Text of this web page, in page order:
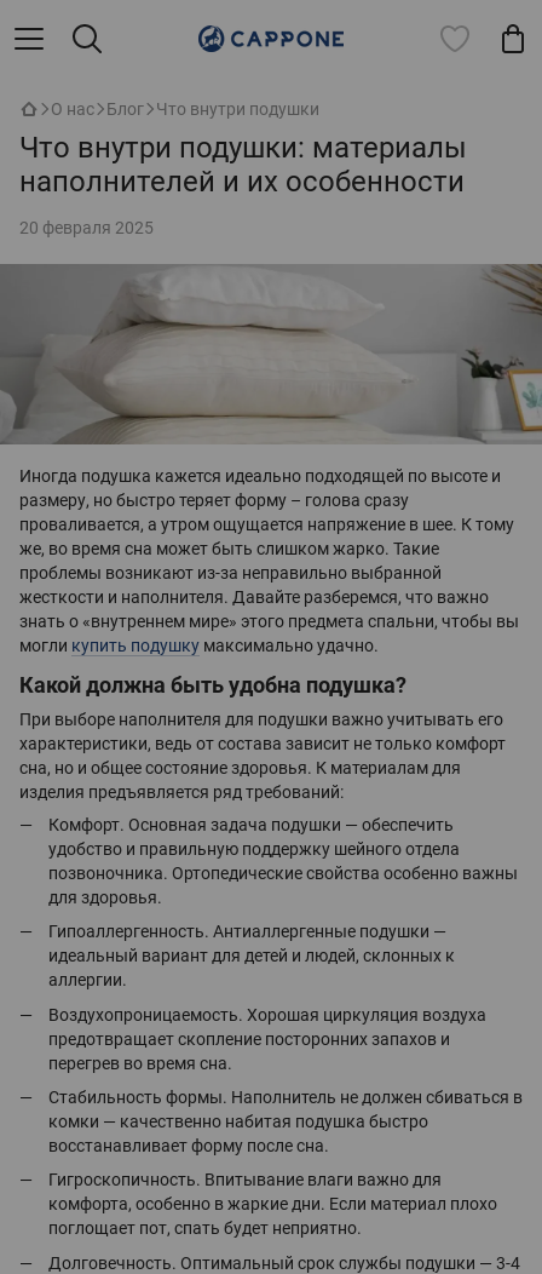
О нас Блог Что внутри подушки
Что внутри подушки: материалы
наполнителей и их особенности
20 февраля 2025
Иногда подушка кажется идеально подходящей по высоте и
размеру, но быстро теряет форму – голова сразу
проваливается, а утром ощущается напряжение в шее. К тому
же, во время сна может быть слишком жарко. Такие
проблемы возникают из-за неправильно выбранной
жесткости и наполнителя. Давайте разберемся, что важно
знать о «внутреннем мире» этого предмета спальни, чтобы вы
могли купить подушку максимально удачно.
Какой должна быть удобна подушка?
При выборе наполнителя для подушки важно учитывать его
характеристики, ведь от состава зависит не только комфорт
сна, но и общее состояние здоровья. К материалам для
изделия предъявляется ряд требований:
Комфорт. Основная задача подушки — обеспечить
удобство и правильную поддержку шейного отдела
позвоночника. Ортопедические свойства особенно важны
для здоровья.
Гипоаллергенность. Антиаллергенные подушки —
идеальный вариант для детей и людей, склонных к
аллергии.
Воздухопроницаемость. Хорошая циркуляция воздуха
предотвращает скопление посторонних запахов и
перегрев во время сна.
Стабильность формы. Наполнитель не должен сбиваться в
комки — качественно набитая подушка быстро
восстанавливает форму после сна.
Гигроскопичность. Впитывание влаги важно для
комфорта, особенно в жаркие дни. Если материал плохо
поглощает пот, спать будет неприятно.
Долговечность. Оптимальный срок службы подушки — 3-4